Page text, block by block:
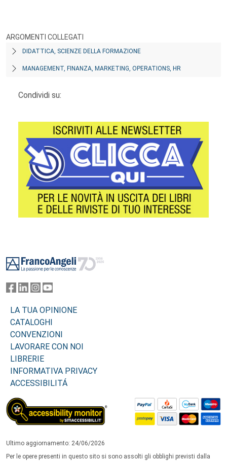
ARGOMENTI COLLEGATI
DIDATTICA, SCIENZE DELLA FORMAZIONE
MANAGEMENT, FINANZA, MARKETING, OPERATIONS, HR
Condividi su:
LA TUA OPINIONE
CATALOGHI
CONVENZIONI
LAVORARE CON NOI
LIBRERIE
INFORMATIVA PRIVACY
ACCESSIBILITÁ
Ultimo aggiornamento: 24/06/2026
Per le opere presenti in questo sito si sono assolti gli obblighi previsti dalla